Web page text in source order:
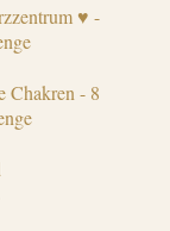
♥ -
Chakren - 8